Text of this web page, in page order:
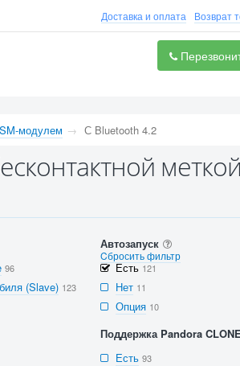
Доставка и оплата Возврат
модулем С Bluetooth 4.2
96
(Slave) 123
Автозапуск
Cбросить фильтр
Есть121
Нет 11
Опция 10
Поддержка Pandora CLONE
Есть 93